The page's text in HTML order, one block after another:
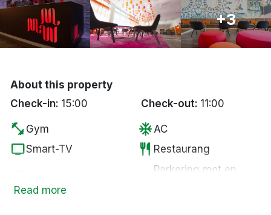
Bergen
Hela Danmark
+3
About this property
Check-in: 15:00 Check-out: 11:00
fitness_center Gym ac_unit AC
tvSmart-TV restaurant Restaurang
Parkering mot en
Read more